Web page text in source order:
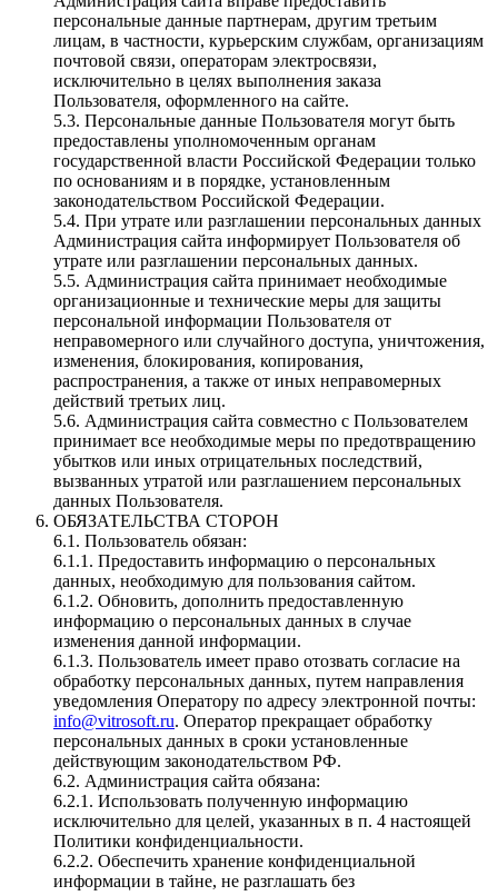
персональные данные партнерам, другим третьим
лицам, в частности, курьерским службам, организациям
почтовой связи, операторам электросвязи,
исключительно в целях выполнения заказа
Пользователя, оформленного на сайте.
5.3. Персональные данные Пользователя могут быть
предоставлены уполномоченным органам
государственной власти Российской Федерации только
по основаниям и в порядке, установленным
законодательством Российской Федерации.
5.4. При утрате или разглашении персональных данных
Администрация сайта информирует Пользователя об
утрате или разглашении персональных данных.
5.5. Администрация сайта принимает необходимые
организационные и технические меры для защиты
персональной информации Пользователя от
неправомерного или случайного доступа, уничтожения,
изменения, блокирования, копирования,
распространения, а также от иных неправомерных
действий третьих лиц.
5.6. Администрация сайта совместно с Пользователем
принимает все необходимые меры по предотвращению
убытков или иных отрицательных последствий,
вызванных утратой или разглашением персональных
данных Пользователя.
ОБЯЗАТЕЛЬСТВА СТОРОН
6.1. Пользователь обязан:
6.1.1. Предоставить информацию о персональных
данных, необходимую для пользования сайтом.
6.1.2. Обновить, дополнить предоставленную
информацию о персональных данных в случае
изменения данной информации.
6.1.3. Пользователь имеет право отозвать согласие на
обработку персональных данных, путем направления
уведомления Оператору по адресу электронной почты:
info@vitrosoft.ru. Оператор прекращает обработку
персональных данных в сроки установленные
действующим законодательством РФ.
6.2. Администрация сайта обязана:
6.2.1. Использовать полученную информацию
исключительно для целей, указанных в п. 4 настоящей
Политики конфиденциальности.
6.2.2. Обеспечить хранение конфиденциальной
информации в тайне, не разглашать без